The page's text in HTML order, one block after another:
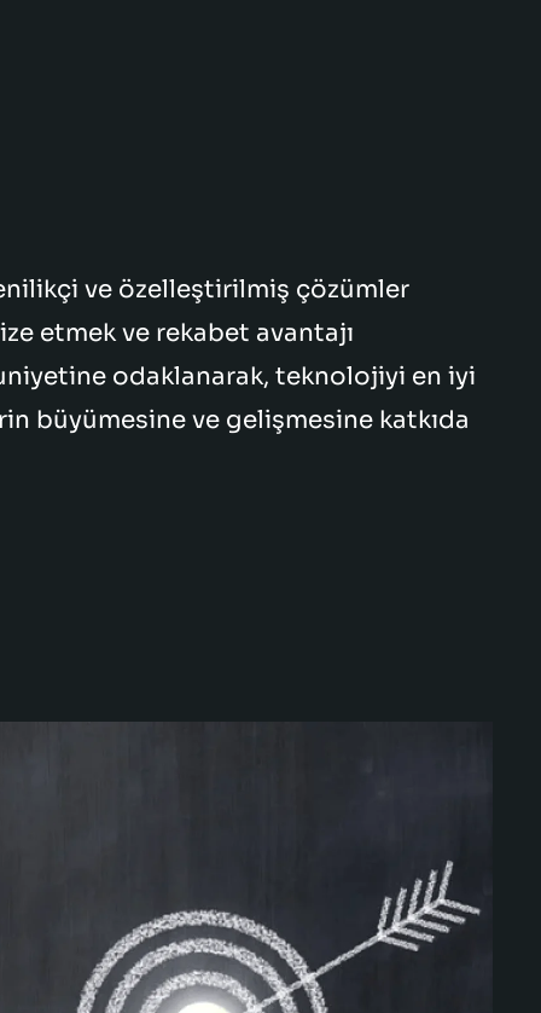
ve özelleştirilmiş çözümler
etmek ve rekabet avantajı
odaklanarak, teknolojiyi en iyi
büyümesine ve gelişmesine katkıda